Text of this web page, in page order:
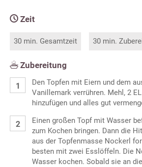
Zeit
30 min. Gesamtzeit 30 min.
Zubereitung
Den Topfen mit Eiern und dem
Vanillemark verrühren. Mehl, 2
hinzufügen und alles gut
Einen großen Topf mit Wasser
zum Kochen bringen. Dann die
aus der Topfenmasse Nockerl
besten mit zwei Esslöffeln. Die
Wasser kochen. Sobald sie an